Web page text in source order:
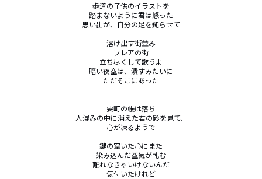
歩道の子供のイラストを
踏まないように君は怒った
思い出が、自分の足を鈍らせて
溶け出す街並み
フレアの街
立ち尽くして歌うよ
暗い夜空は、潰すみたいに
ただそこにあった
要町の帳は落ち
人混みの中に消えた君の影を見て、
心が凍るようで
鍵の空いた心にまた
染み込んだ空気が軋む
離れなきゃいけないんだ
気付いたけれど